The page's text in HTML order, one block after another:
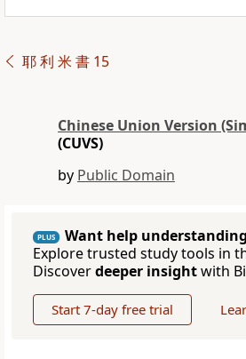
耶 利 米 書 15
Chinese Union Version
(CUVS)
by Public Domain
PLUS
Want help
Explore trusted study tools in
Discoverdeeper insightwith
Start 7-day free trial